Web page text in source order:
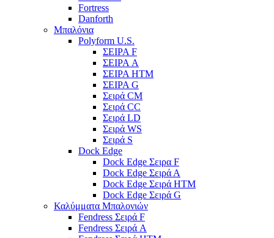
Fortress
Danforth
Μπαλόνια
Polyform U.S.
ΣΕΙΡΑ F
ΣΕΙΡΑ A
ΣΕΙΡΑ HTM
ΣΕΙΡΑ G
Σειρά CM
Σειρά CC
Σειρά LD
Σειρά WS
Σειρά S
Dock Edge
Dock Edge Σειρα F
Dock Edge Σειρά Α
Dock Edge Σειρά HTM
Dock Edge Σειρά G
Καλύμματα Μπαλονιών
Fendress Σειρά F
Fendress Σειρά A